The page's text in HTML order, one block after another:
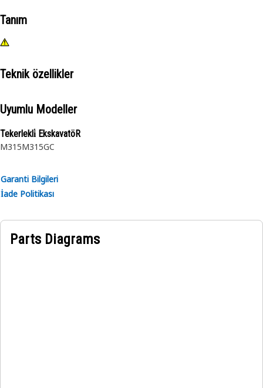
Tanım
Teknik özellikler
Uyumlu Modeller
Tekerlekli̇ EkskavatöR
M315M315GC
Garanti Bilgileri
İade Politikası
Parts Diagrams